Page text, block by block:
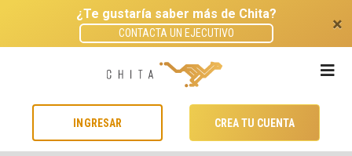
¿Te gustaría saber más de Chita?
CONTACTA UN EJECUTIVO ×
INGRESAR CREA TU CUENTA